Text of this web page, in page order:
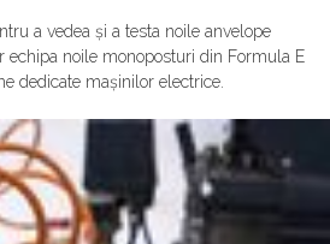
a vedea și a testa noile anvelope
echipa noile monoposturi din Formula E
dedicate mașinilor electrice.